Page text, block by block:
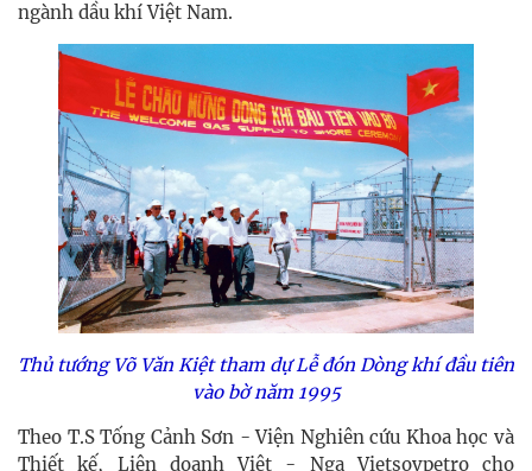
ngành dầu khí Việt Nam.
Thủ tướng Võ Văn Kiệt tham dự Lễ đón Dòng khí đầu tiên
vào bờ năm 1995
Theo T.S Tống Cảnh Sơn - Viện Nghiên cứu Khoa học và
Thiết kế, Liên doanh Việt - Nga Vietsovpetro cho